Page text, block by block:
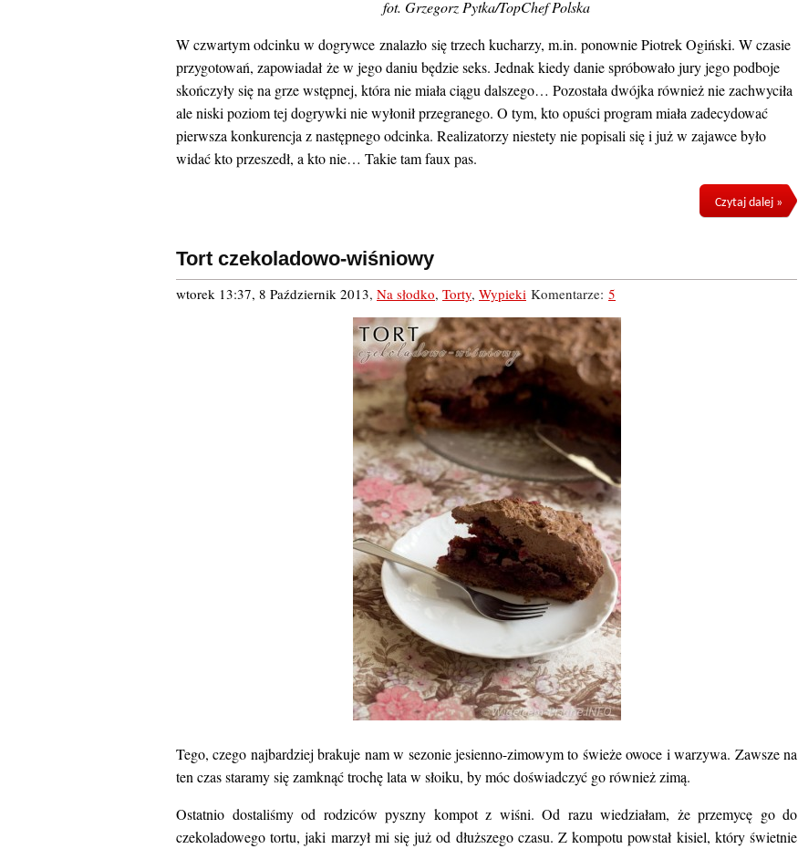
fot. Grzegorz Pytka/TopChef Polska
W czwartym odcinku w dogrywce znalazło się trzech kucharzy, m.in. ponownie Piotrek Ogiński. W czasie
przygotowań, zapowiadał że w jego daniu będzie seks. Jednak kiedy danie spróbowało jury jego podboje
skończyły się na grze wstępnej, która nie miała ciągu dalszego… Pozostała dwójka również nie zachwyciła
ale niski poziom tej dogrywki nie wyłonił przegranego. O tym, kto opuści program miała zadecydować
pierwsza konkurencja z następnego odcinka. Realizatorzy niestety nie popisali się i już w zajawce było
widać kto przeszedł, a kto nie… Takie tam faux pas.
Czytaj dalej »
Tort czekoladowo-wiśniowy
wtorek 13:37, 8 Październik 2013, Na słodko, Torty, Wypieki Komentarze: 5
Tego, czego najbardziej brakuje nam w sezonie jesienno-zimowym to świeże owoce i warzywa. Zawsze na
ten czas staramy się zamknąć trochę lata w słoiku, by móc doświadczyć go również zimą.
Ostatnio dostaliśmy od rodziców pyszny kompot z wiśni. Od razu wiedziałam, że przemycę go do
czekoladowego tortu, jaki marzył mi się już od dłuższego czasu. Z kompotu powstał kisiel, który świetnie